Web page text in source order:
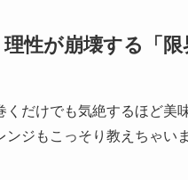
性が崩壊する「
くだけでも気絶するほど美
ンジもこっそり教えちゃい